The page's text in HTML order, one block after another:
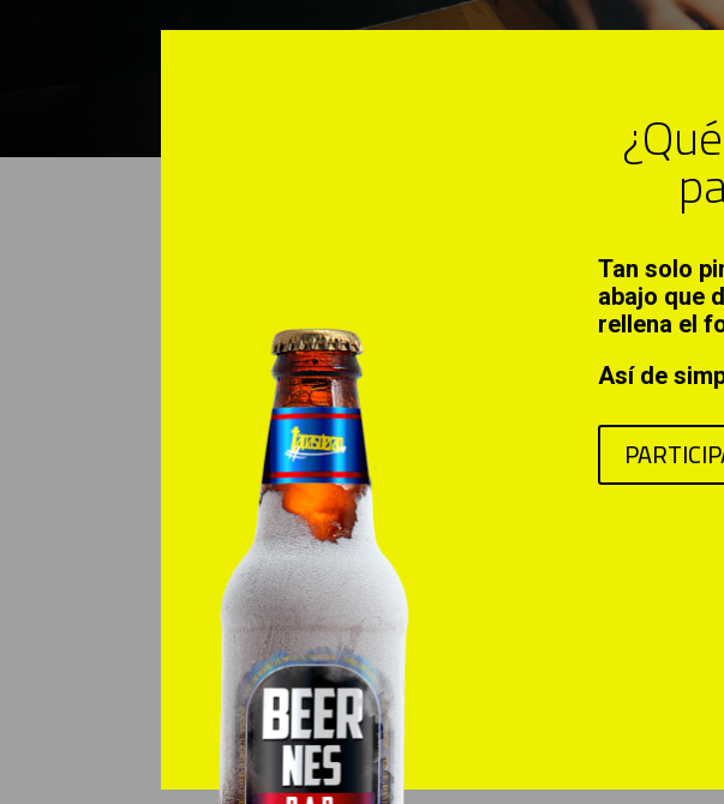
Tan solo
abajo que
rellena el
Así de